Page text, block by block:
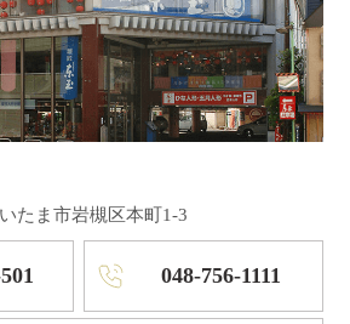
たま市岩槻区本町1-3
048-756-1111